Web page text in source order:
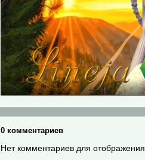
0 комментариев
Нет комментариев для отображения